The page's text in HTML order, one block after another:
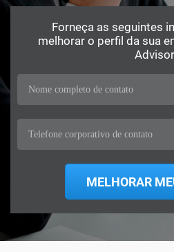
Forneça as seguintes
melhorar o perfil da sua
Advisor